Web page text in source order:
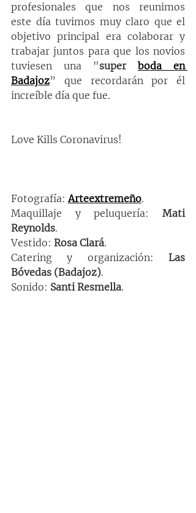
profesionales que nos reunimos
este día tuvimos muy claro que el
objetivo principal era colaborar y
trabajar juntos para que los novios
tuviesen una "super boda en
Badajoz” que recordarán por él
increíble día que fue.
Love Kills Coronavirus!
Fotografía: Arteextremeño.
Maquillaje y peluquería: Mati
Reynolds.
Vestido: Rosa Clará.
Catering y organización: Las
Bóvedas (Badajoz).
Sonido: Santi Resmella.